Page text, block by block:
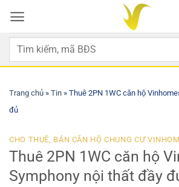
qua
dung
Trang chủ » Tin » Thuê 2PN 1WC căn hộ
đủ
CHO THUÊ, BÁN CĂN HỘ CHUNG CƯ
Thuê 2PN 1WC căn hộ
Symphony nội thất đầy